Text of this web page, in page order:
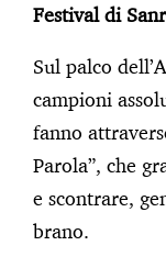
Festival di
Sul palco
campioni
fanno
Parola”, che
e scontrare,
brano.